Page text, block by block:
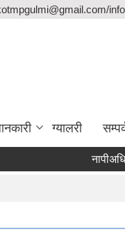
ग्यालरी
नापीअधिकृत